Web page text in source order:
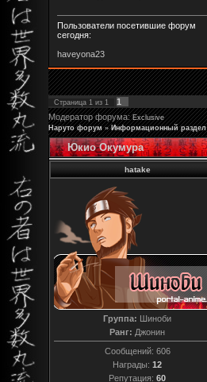
Пользователи посетившие форум
сегодня:
haveyona23
Страница 1 из 1
1
Модератор форума:Exclusive
Наруто форум » Информационный раздел
Юкио Окумура
hatake
Группа: Шиноби
Ранг: Джонин
Сообщений: 606
Награды: 12
Репутация: 60